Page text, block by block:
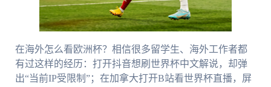
在海外怎么看欧洲杯？相信很多留学生、海外工作者都
有过这样的经历：打开抖音想刷世界杯中文解说，却弹
出“当前IP受限制”；在加拿大打开B站看世界杯直播，屏